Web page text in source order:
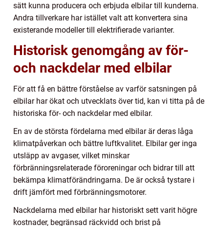
sätt kunna producera och erbjuda elbilar till kunderna.
Andra tillverkare har istället valt att konvertera sina
existerande modeller till elektrifierade varianter.
Historisk genomgång av för-
och nackdelar med elbilar
För att få en bättre förståelse av varför satsningen på
elbilar har ökat och utvecklats över tid, kan vi titta på de
historiska för- och nackdelar med elbilar.
En av de största fördelarna med elbilar är deras låga
klimatpåverkan och bättre luftkvalitet. Elbilar ger inga
utsläpp av avgaser, vilket minskar
förbränningsrelaterade föroreningar och bidrar till att
bekämpa klimatförändringarna. De är också tystare i
drift jämfört med förbränningsmotorer.
Nackdelarna med elbilar har historiskt sett varit högre
kostnader, begränsad räckvidd och brist på